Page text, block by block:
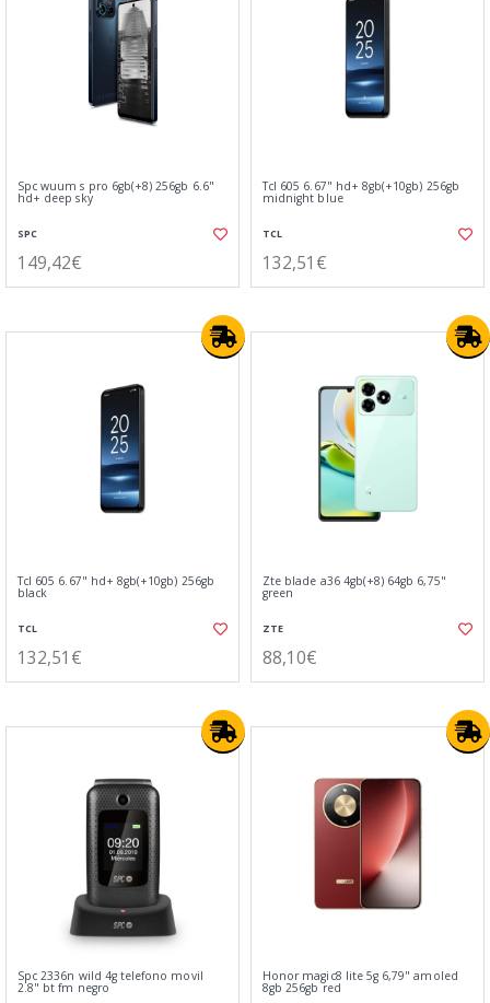
Spc wuum s pro 6gb(+8) 256gb 6.6"
hd+ deep sky
SPC
149,42€
Tcl 605 6.67" hd+ 8gb(+10gb) 256gb
midnight blue
TCL
132,51€
Tcl 605 6.67" hd+ 8gb(+10gb) 256gb
black
TCL
132,51€
Zte blade a36 4gb(+8) 64gb 6,75"
green
ZTE
88,10€
Spc 2336n wild 4g telefono movil
2.8" bt fm negro
Honor magic8 lite 5g 6,79" amoled
8gb 256gb red